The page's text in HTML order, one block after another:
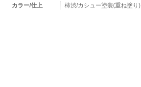
カラー/仕上
柿渋/カシュー塗装(重ね塗り)